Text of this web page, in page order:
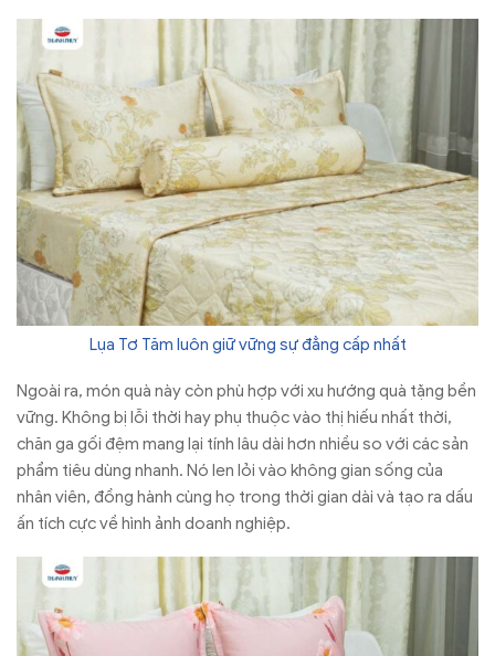
Lụa Tơ Tăm luôn giữ vững sự đẳng cấp nhất
Ngoài ra, món quà này còn phù hợp với xu hướng quà tặng bền
vững. Không bị lỗi thời hay phụ thuộc vào thị hiếu nhất thời,
chăn ga gối đệm mang lại tính lâu dài hơn nhiều so với các sản
phẩm tiêu dùng nhanh. Nó len lỏi vào không gian sống của
nhân viên, đồng hành cùng họ trong thời gian dài và tạo ra dấu
ấn tích cực về hình ảnh doanh nghiệp.